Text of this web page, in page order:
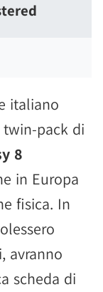
italiano
pack di
8
in Europa
fisica. In
avranno
scheda di